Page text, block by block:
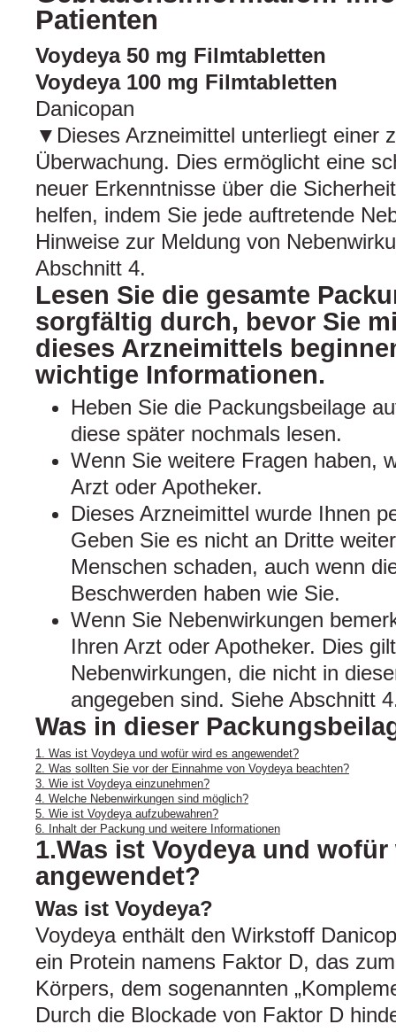
Patienten
Voydeya 50 mg Filmtabletten
Voydeya 100 mg Filmtabletten
Danicopan
▼Dieses Arzneimittel unterliegt einer
Überwachung. Dies ermöglicht eine
neuer Erkenntnisse über die
helfen, indem Sie jede auftretende
Hinweise zur Meldung von
Abschnitt 4.
Lesen Sie die gesamte
sorgfältig durch, bevor Sie
dieses Arzneimittels
wichtige Informationen.
Heben Sie die Packungsbeilage
diese später nochmals lesen.
Wenn Sie weitere Fragen haben,
Arzt oder Apotheker.
Dieses Arzneimittel wurde Ihnen
Geben Sie es nicht an Dritte
Menschen schaden, auch wenn
Beschwerden haben wie Sie.
Wenn Sie Nebenwirkungen
Ihren Arzt oder Apotheker. Dies
Nebenwirkungen, die nicht in
angegeben sind. Siehe Abschnitt
Was in dieser
1. Was ist Voydeya und wofür wird es angewendet?
2. Was sollten Sie vor der Einnahme von Voydeya beachten?
3. Wie ist Voydeya einzunehmen?
4. Welche Nebenwirkungen sind möglich?
5. Wie ist Voydeya aufzubewahren?
6. Inhalt der Packung und weitere Informationen
1.Was ist Voydeya und
angewendet?
Was ist Voydeya?
Voydeya enthält den Wirkstoff
ein Protein namens Faktor D, das
Körpers, dem sogenannten
Durch die Blockade von Faktor D